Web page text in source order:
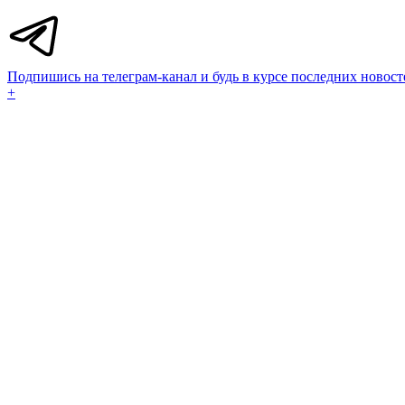
Подпишись на телеграм-канал и будь в курсе последних
+